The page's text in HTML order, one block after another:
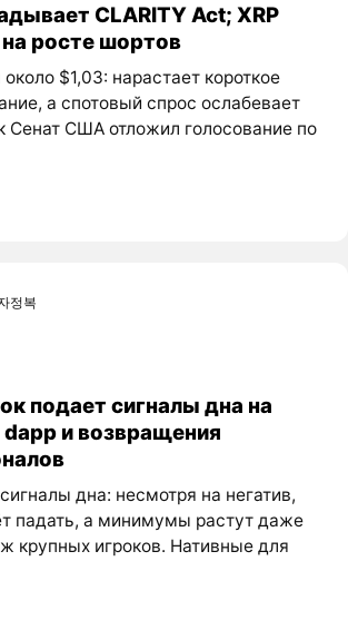
CLARITY Act; XRP
на росте шортов
около $1,03: нарастает короткое
а спотовый спрос ослабевает
Сенат США отложил голосование по
정복
подает сигналы дна на
и возвращения
дна: несмотря на негатив,
падать, а минимумы растут даже
крупных игроков. Нативные для